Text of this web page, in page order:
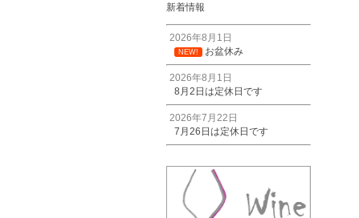
新着情報
2026年8月1日
NEW! お盆休み
2026年8月1日
8月2日は定休日です
2026年7月22日
7月26日は定休日です